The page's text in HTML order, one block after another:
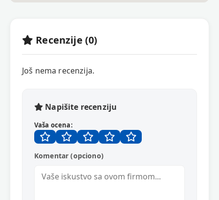
Recenzije (0)
Još nema recenzija.
Napišite recenziju
Vaša ocena:
Komentar (opciono)